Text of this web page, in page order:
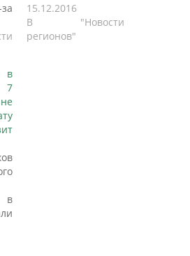
В
располагающиеся
на Октябрьской
площади, 3,
15.12.2016
В "Новости
регионов"
в
7
в